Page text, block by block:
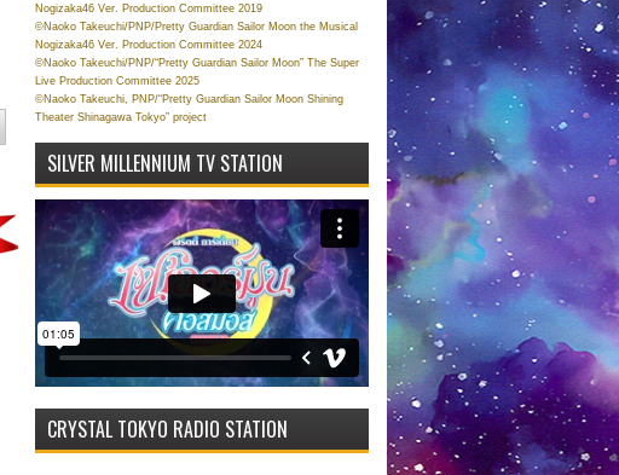
Nogizaka46 Ver. Production Committee 2019
©Naoko Takeuchi/PNP/Pretty Guardian Sailor Moon the Musical
Nogizaka46 Ver. Production Committee 2024
©Naoko Takeuchi/PNP/“Pretty Guardian Sailor Moon” The Super
Live Production Committee 2025
©Naoko Takeuchi, PNP/“Pretty Guardian Sailor Moon Shining
Theater Shinagawa Tokyo” project
SILVER MILLENNIUM TV STATION
CRYSTAL TOKYO RADIO STATION